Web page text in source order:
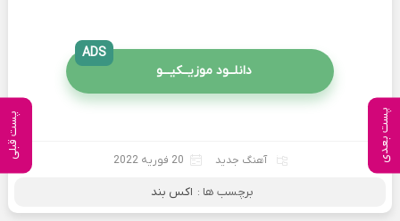
پست بعدی پست قبلی
دانلــود موزیــکیـــو
ADS
آهنگ جدید 20 فوریه 2022
برچسب ها : اکس بند